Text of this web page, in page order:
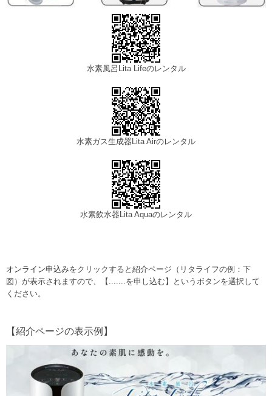
水素風呂Lita Lifeのレンタル
水素ガス生成器Lita Airのレンタル
水素飲水器Lita Aquaのレンタル
オンライン申込みをクリックすると紹介ページ（リタライフの例：下
図）が表示されますので、【.......を申し込む】というボタンを選択して
ください。
【紹介ページの表示例】